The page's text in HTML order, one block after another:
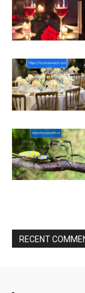
RECENT